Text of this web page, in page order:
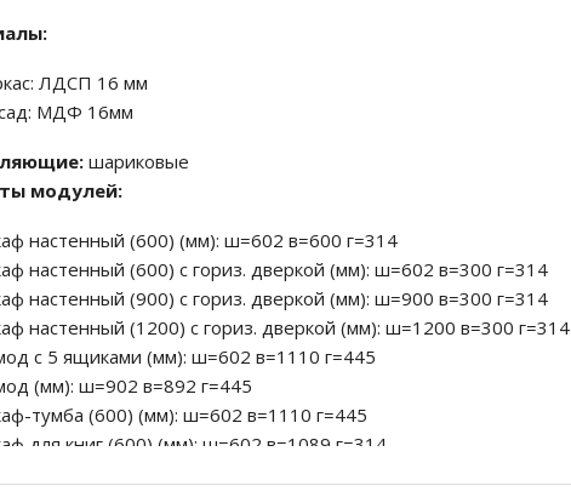
ЛДСП 16 мм
МДФ 16мм
шариковые
модулей:
настенный (600) (мм): ш=602 в=600 г=314
настенный (600) с гориз. дверкой (мм): ш=602 в=300 г=314
настенный (900) с гориз. дверкой (мм): ш=900 в=300 г=314
настенный (1200) с гориз. дверкой (мм): ш=1200 в=300 г=314
с 5 ящиками (мм): ш=602 в=1110 г=445
(мм): ш=902 в=892 г=445
тумба (600) (мм): ш=602 в=1110 г=445
для книг (600) (мм): ш=602 в=1089 г=314